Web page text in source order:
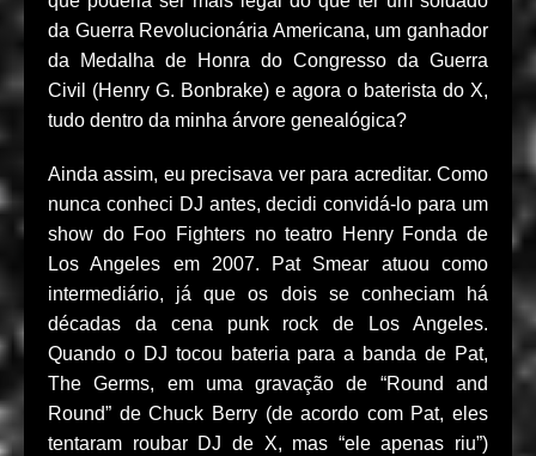
da Guerra Revolucionária Americana, um ganhador
da Medalha de Honra do Congresso da Guerra
Civil (Henry G. Bonbrake) e agora o baterista do X,
tudo dentro da minha árvore genealógica?
Ainda assim, eu precisava ver para acreditar. Como
nunca conheci DJ antes, decidi convidá-lo para um
show do Foo Fighters no teatro Henry Fonda de
Los Angeles em 2007. Pat Smear atuou como
intermediário, já que os dois se conheciam há
décadas da cena punk rock de Los Angeles.
Quando o DJ tocou bateria para a banda de Pat,
The Germs, em uma gravação de “Round and
Round” de Chuck Berry (de acordo com Pat, eles
tentaram roubar DJ de X, mas “ele apenas riu”)